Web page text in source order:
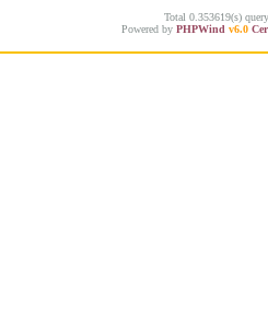
Total 0.353619(s)
Powered by PHPWind v6.0